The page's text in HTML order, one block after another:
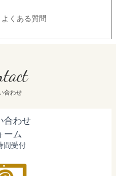
よくある質問
合わせ
合わせ
ーム
間受付